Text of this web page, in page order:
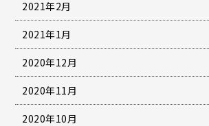
2021年2月
2021年1月
2020年12月
2020年11月
2020年10月